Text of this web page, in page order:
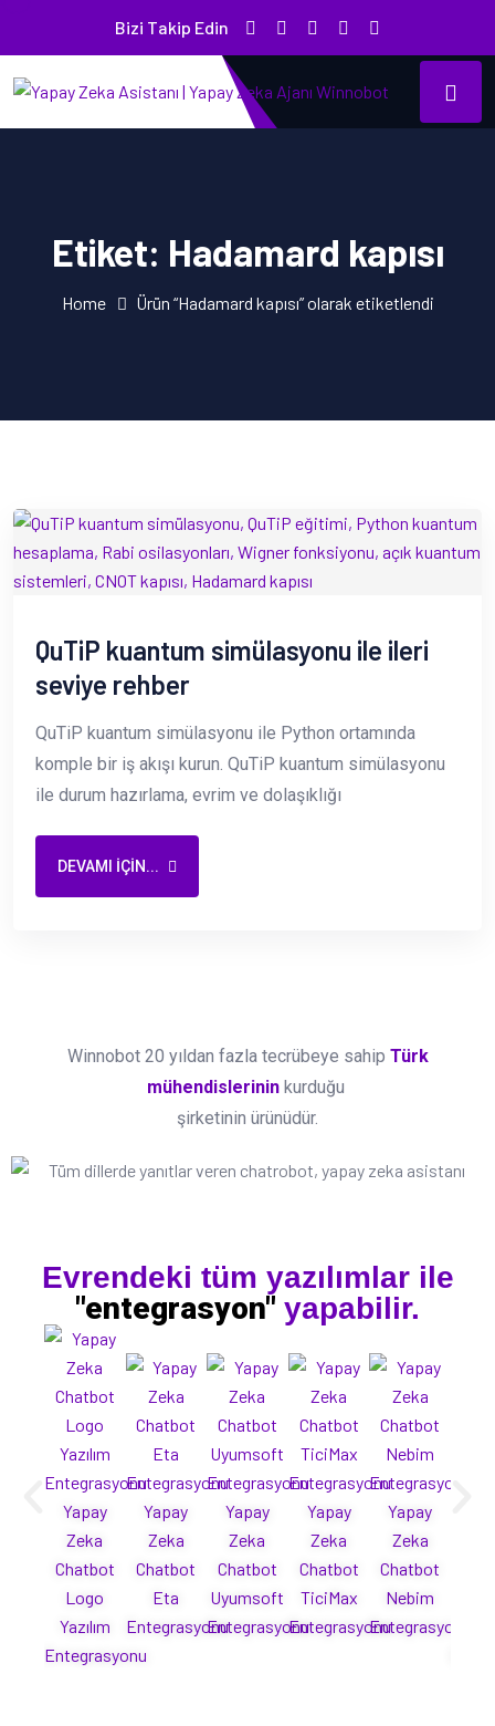
Bizi Takip Edin
Etiket: Hadamard kapısı
Home Ürün “Hadamard kapısı” olarak etiketlendi
QuTiP kuantum simülasyonu ile ileri
seviye rehber
QuTiP kuantum simülasyonu ile Python ortamında
komple bir iş akışı kurun. QuTiP kuantum simülasyonu
ile durum hazırlama, evrim ve dolaşıklığı
DEVAMI IÇIN...
Winnobot 20 yıldan fazla tecrübeye sahip Türk
mühendislerininkurduğu
şirketinin ürünüdür.
Evrendeki tüm yazılımlar ile
"entegrasyon" yapabilir.
Yapay
Zeka
Chatbot
Logo
Yazılım
Entegrasyonu
Yapay
Zeka
Chatbot
Eta
Entegrasyonu
Yapay
Zeka
Chatbot
Uyumsoft
Entegrasyonu
Yapay
Zeka
Chatbot
TiciMax
Entegrasyonu
Yapay
Zeka
Chatbot
Nebim
Entegrasyonu